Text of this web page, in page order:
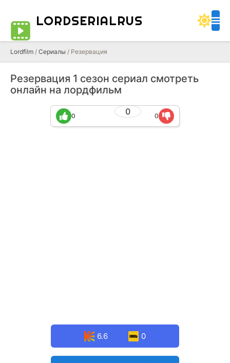
LORDSERIALRUS
Lordfilm / Сериалы / Резервация
Резервация 1 сезон сериал смотреть
онлайн на лордфильм
0
0 0
6.6 0